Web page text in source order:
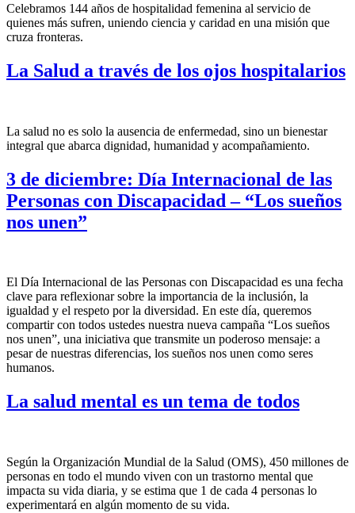
Celebramos 144 años de hospitalidad femenina al servicio de
quienes más sufren, uniendo ciencia y caridad en una misión que
cruza fronteras.
La Salud a través de los ojos hospitalarios
La salud no es solo la ausencia de enfermedad, sino un bienestar
integral que abarca dignidad, humanidad y acompañamiento.
3 de diciembre: Día Internacional de las
Personas con Discapacidad – “Los sueños
nos unen”
El Día Internacional de las Personas con Discapacidad es una fecha
clave para reflexionar sobre la importancia de la inclusión, la
igualdad y el respeto por la diversidad. En este día, queremos
compartir con todos ustedes nuestra nueva campaña “Los sueños
nos unen”, una iniciativa que transmite un poderoso mensaje: a
pesar de nuestras diferencias, los sueños nos unen como seres
humanos.
La salud mental es un tema de todos
Según la Organización Mundial de la Salud (OMS), 450 millones de
personas en todo el mundo viven con un trastorno mental que
impacta su vida diaria, y se estima que 1 de cada 4 personas lo
experimentará en algún momento de su vida.